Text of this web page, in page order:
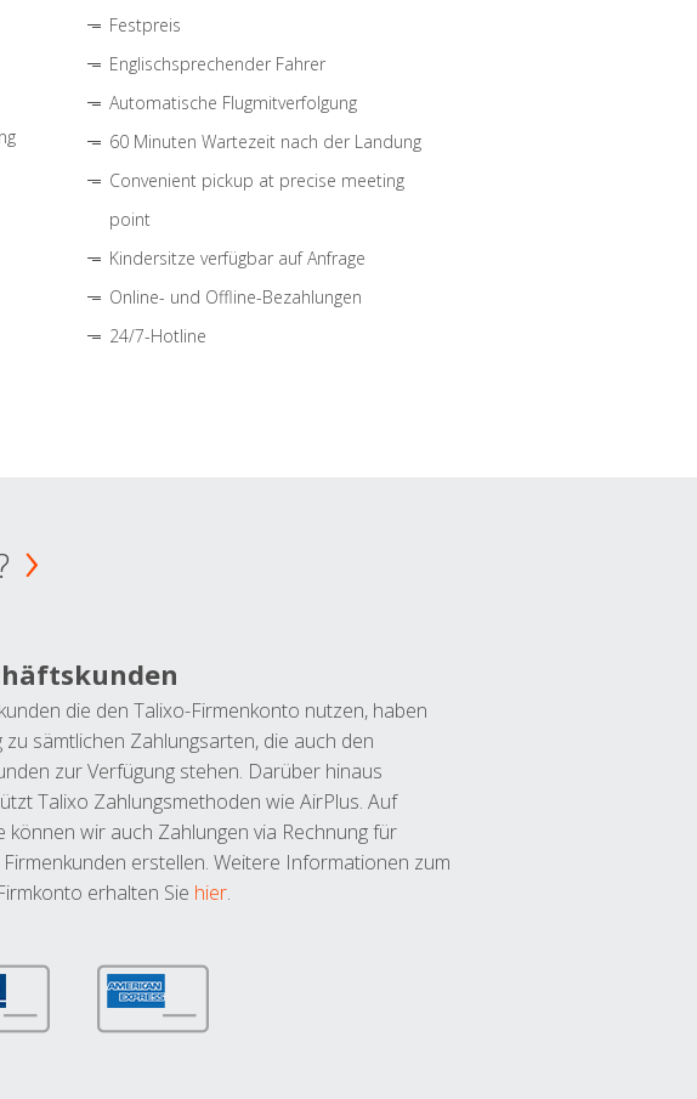
Festpreis
Englischsprechender Fahrer
Automatische Flugmitverfolgung
60 Minuten Wartezeit nach der Landung
Convenient pickup at precise meeting
point
Kindersitze verfügbar auf Anfrage
Online- und Offline-Bezahlungen
24/7-Hotline
die den Talixo-Firmenkonto nutzen, haben
zu sämtlichen Zahlungsarten, die auch den
zur Verfügung stehen. Darüber hinaus
Talixo Zahlungsmethoden wie AirPlus. Auf
können wir auch Zahlungen via Rechnung für
erstellen. Weitere Informationen zum
erhalten Sie hier.